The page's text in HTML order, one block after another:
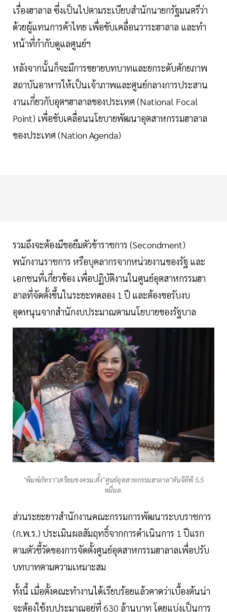
เรื่องฮาลาล ซึ่งเป็นไปตามระเบียบสำนักนายกรัฐมนตรีว่า
ด้วยผู้แทนการค้าไทย เพื่อขับเคลื่อนวาระฮาลาล และทำ
หน้าที่กำกับดูแลศูนย์ฯ
หลังจากนั้นก็จะมีการขยายบทบาทและยกระดับศักยภาพ
สถาบันอาหารให้เป็นเจ้าภาพและศูนย์กลางการประสาน
งานเกี่ยวกับอุตฯฮาลาลของประเทศ (National Focal
Point) เพื่อขับเคลื่อนนโยบายพัฒนาอุตสาหกรรมฮาลาล
ของประเทศ (Nation Agenda)
รวมถึงจะต้องมีขอยืมตัวข้าราชการ (Secondment)
พนักงานราชการ หรือบุคลากรจากหน่วยงานของรัฐ และ
เอกชนที่เกี่ยวข้อง เพื่อปฏิบัติงานในศูนย์อุตสาหกรรมฮา
ลาลที่จัดตั้งขึ้นในระยะทดลอง 1 ปี และต้องขอรับงบ
อุดหนุนจากสำนักงบประมาณตามนโยบายของรัฐบาล
"พิมพ์ภัทรา"เตรียมชงครม.ตั้ง"ศูนย์อุตสาหกรรมฮาลาล"ดันจีดีพี 5.5
หมื่นล.
ส่วนระยะยาว สำนักงานคณะกรรมการพัฒนาระบบราชการ
(ก.พ.ร.) ประเมินผลสัมฤทธิ์จากการดำเนินการ 1 ปีแรก
ตามตัวชี้วัดของการจัดตั้งศูนย์อุตสาหกรรมฮาลาลเพื่อปรับ
บทบาทตามความเหมาะสม
ทั้งนี้ เมื่อตั้งคณะทำงานได้เรียบร้อยแล้วคาดว่าเบื้องต้นน่า
จะต้องใช้งบประมาณอยู่ที่ 630 ล้านบาท โดยแบ่งเป็นการ